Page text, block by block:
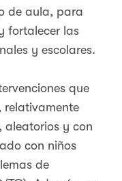
de aula, para
fortalecer las
y escolares.
que
relativamente
aleatorios y con
con niños
de